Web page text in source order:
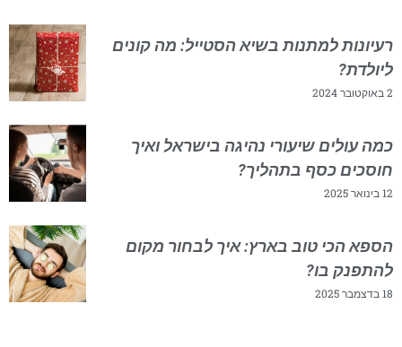
רעיונות למתנות בשיא הסטייל: מה קונים
ליולדת?
2 באוקטובר 2024
כמה עולים שיעורי נהיגה בישראל ואיך
חוסכים כסף בתהליך?
12 בינואר 2025
הספא הכי טוב בארץ: איך לבחור מקום
להתפנק בו?
18 בדצמבר 2025